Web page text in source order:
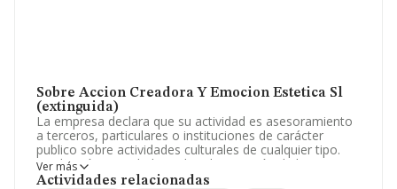
Sobre Accion Creadora Y Emocion Estetica Sl
(extinguida)
La empresa declara que su actividad es asesoramiento
a terceros, particulares o instituciones de carácter
publico sobre actividades culturales de cualquier tipo.
producción actividades culturales. gestión de las
mismas. investigación en el ambito del arte y l. La
Ver más
Actividades relacionadas